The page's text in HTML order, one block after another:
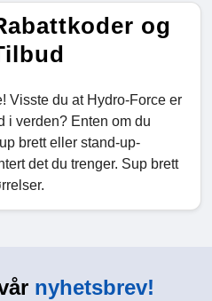
og
Visste du at Hydro-Force er
i verden? Enten om du
brett eller stand-up-
det du trenger. Sup brett
nyhetsbrev!